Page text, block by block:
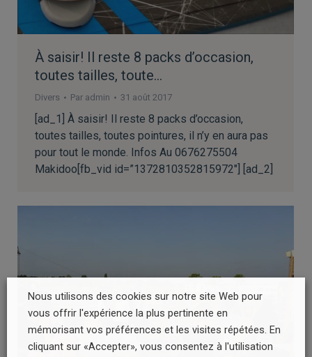
À saisir! Il reste 8 packs d’occasion,
toutes tailles, toute…
Divers Par admin 31 août 2017
[ad_1] À saisir! Il reste 8 packs d’occasion,
toutes tailles, toutes pointures, il n’y en aura pas
pour tout le monde. Infos Au 0676275504
Makidoo[fb_vid id=”1372810352815972″] [ad_2]
Nous utilisons des cookies sur notre site Web pour
vous offrir l'expérience la plus pertinente en
mémorisant vos préférences et les visites répétées. En
cliquant sur «Accepter», vous consentez à l'utilisation